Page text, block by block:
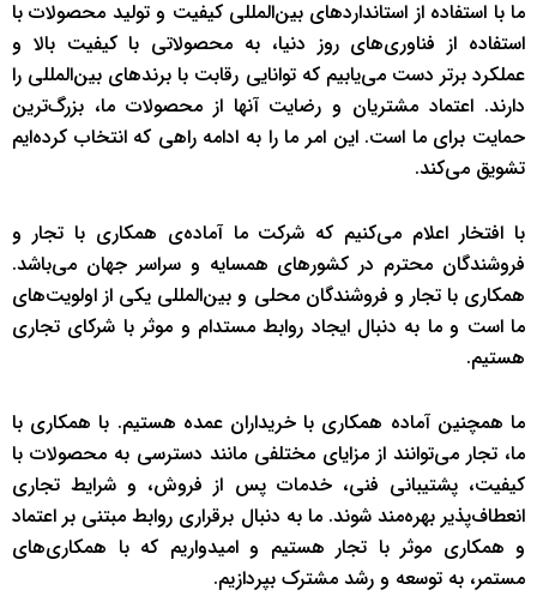
ما با استفاده از استانداردهای بین‌المللی کیفیت و تولید محصولات با
استفاده از فناوری‌های روز دنیا، به محصولاتی با کیفیت بالا و
عملکرد برتر دست می‌یابیم که توانایی رقابت با برندهای بین‌المللی را
دارند. اعتماد مشتریان و رضایت آنها از محصولات ما، بزرگ‌ترین
حمایت برای ما است. این امر ما را به ادامه راهی که انتخاب کرده‌ایم
تشویق می‌کند.
با افتخار اعلام می‌کنیم که شرکت ما آماده‌ی همکاری با تجار و
فروشندگان محترم در کشورهای همسایه و سراسر جهان می‌باشد.
همکاری با تجار و فروشندگان محلی و بین‌المللی یکی از اولویت‌های
ما است و ما به دنبال ایجاد روابط مستدام و موثر با شرکای تجاری
هستیم.
ما همچنین آماده همکاری با خریداران عمده هستیم. با همکاری با
ما، تجار می‌توانند از مزایای مختلفی مانند دسترسی به محصولات با
کیفیت، پشتیبانی فنی، خدمات پس از فروش، و شرایط تجاری
انعطاف‌پذیر بهره‌مند شوند. ما به دنبال برقراری روابط مبتنی بر اعتماد
و همکاری موثر با تجار هستیم و امیدواریم که با همکاری‌های
مستمر، به توسعه و رشد مشترک بپردازیم.